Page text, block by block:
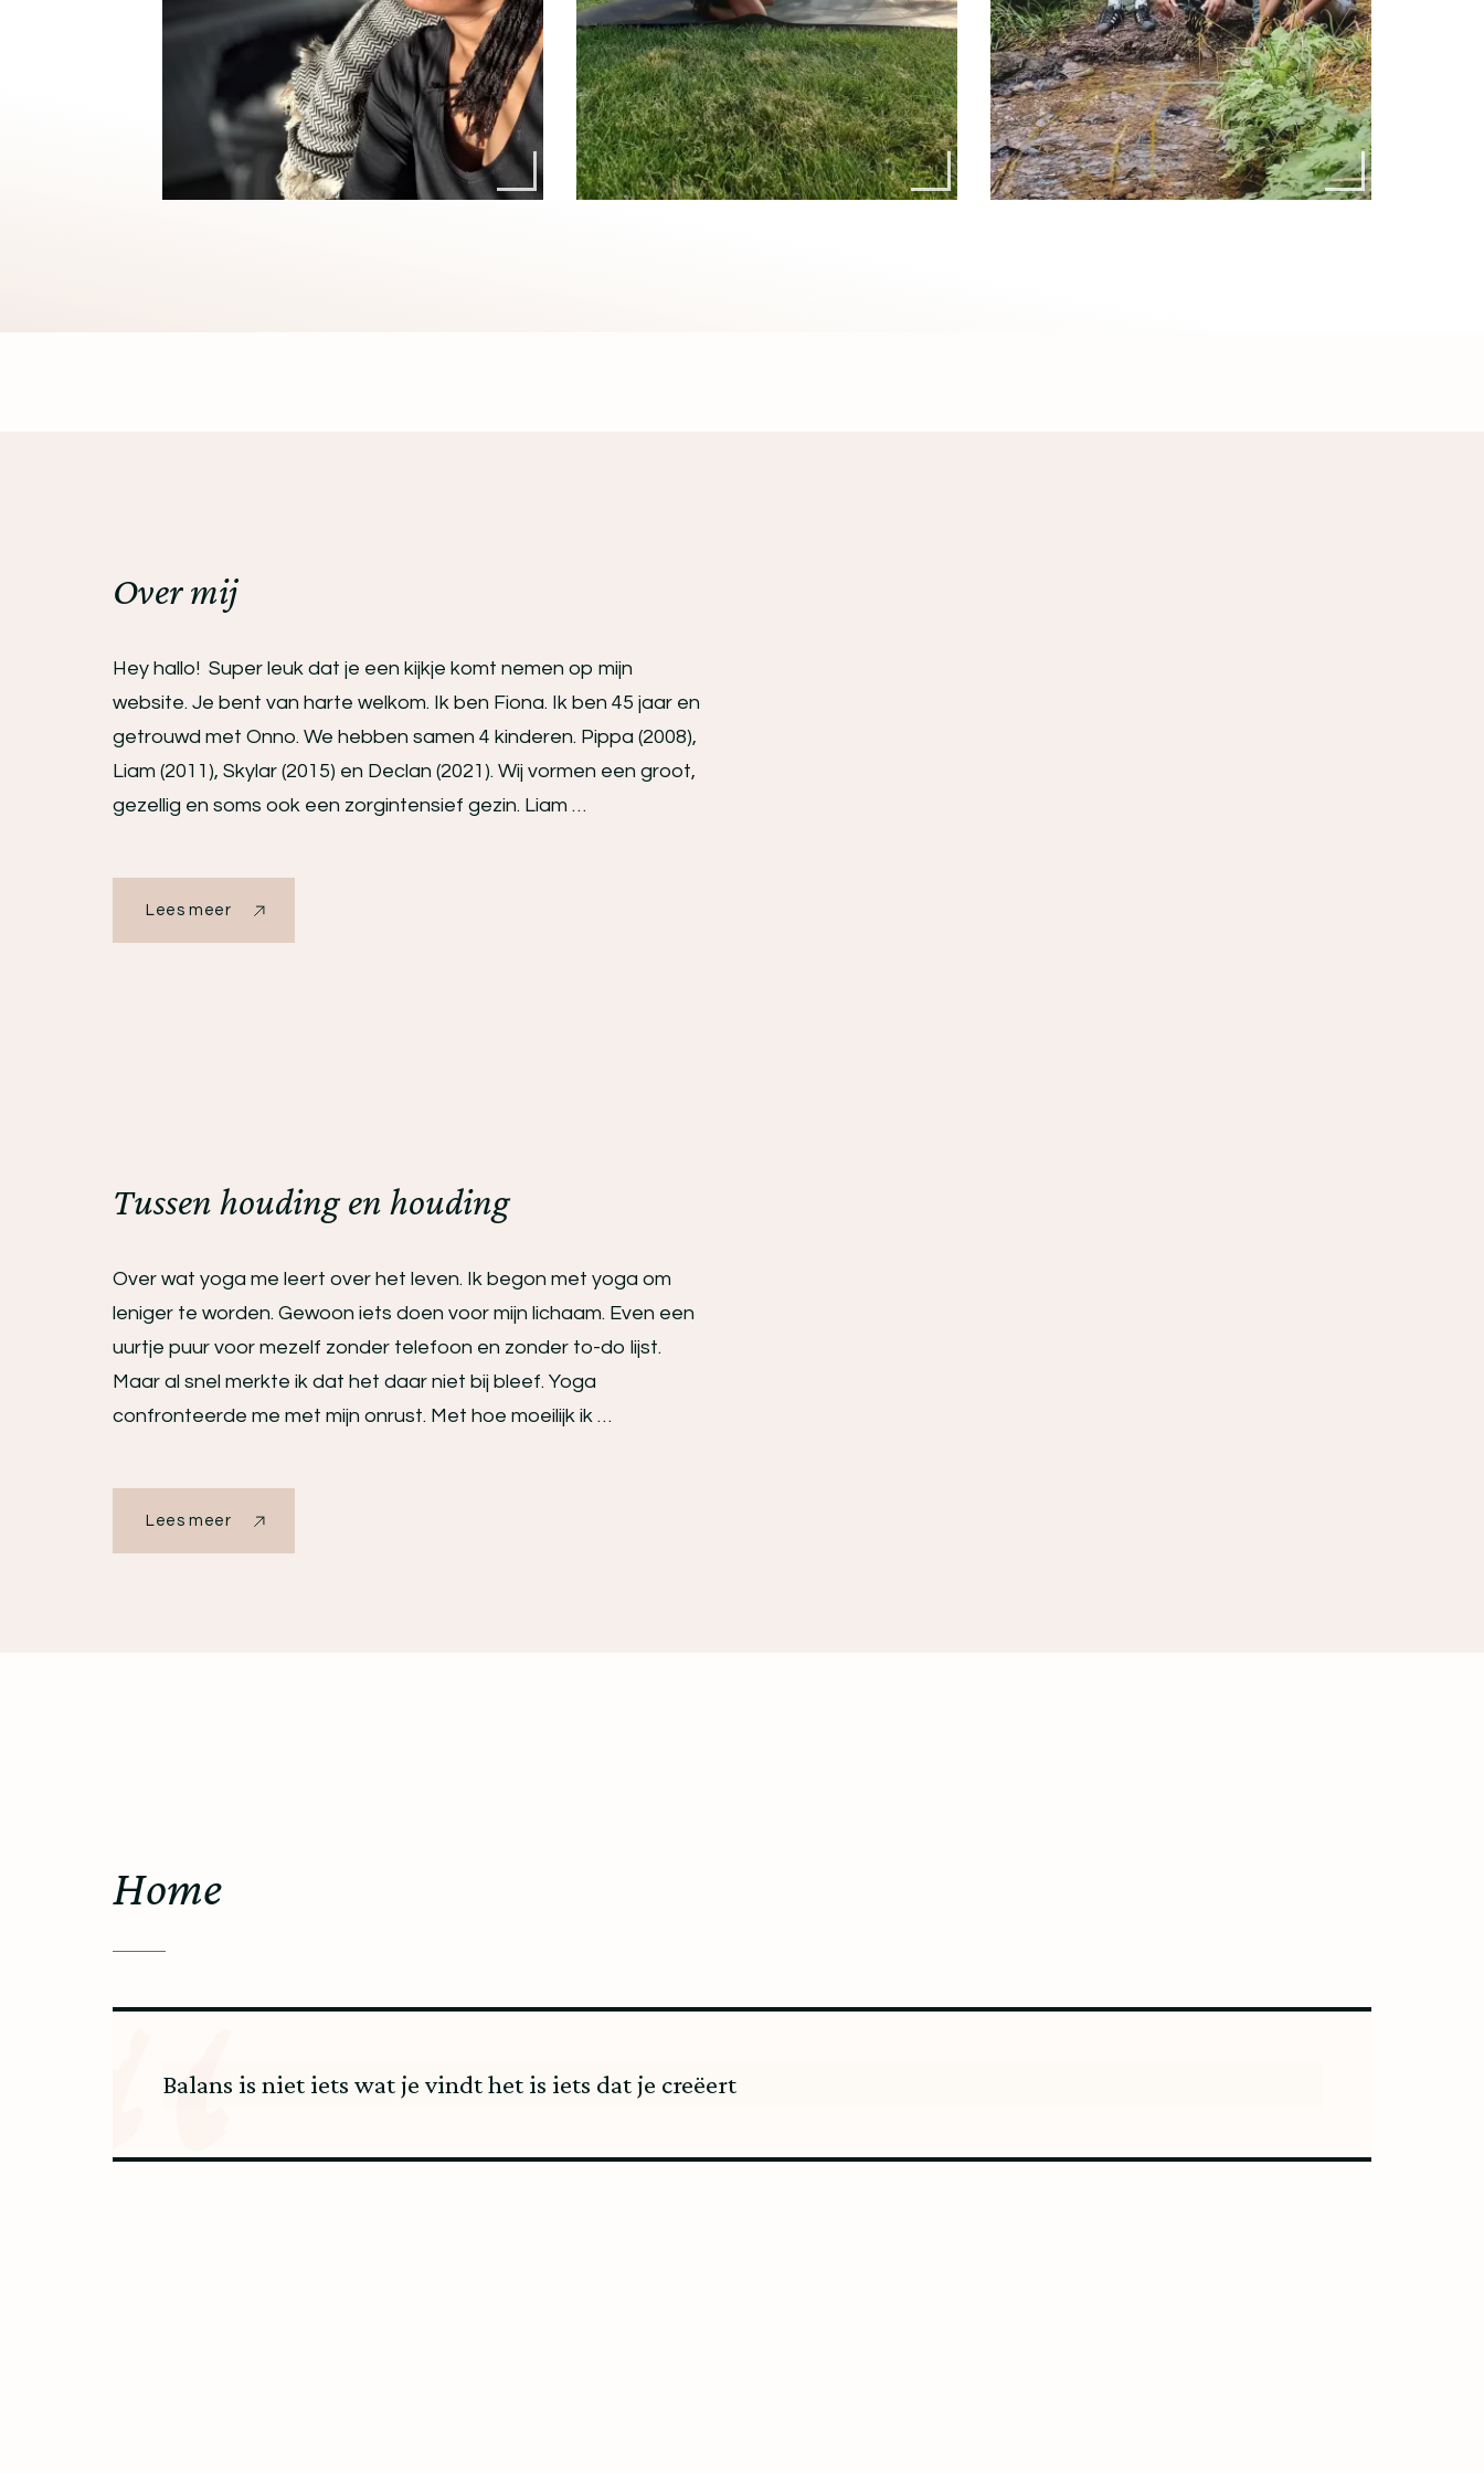
Over mij
Hey hallo! Super leuk dat je een kijkje komt nemen op mijn
website. Je bent van harte welkom. Ik ben Fiona. Ik ben 45 jaar en
getrouwd met Onno. We hebben samen 4 kinderen. Pippa (2008),
Liam (2011), Skylar (2015) en Declan (2021). Wij vormen een groot,
gezellig en soms ook een zorgintensief gezin. Liam …
Lees meer
Tussen houding en houding
Over wat yoga me leert over het leven. Ik begon met yoga om
leniger te worden. Gewoon iets doen voor mijn lichaam. Even een
uurtje puur voor mezelf zonder telefoon en zonder to-do lijst.
Maar al snel merkte ik dat het daar niet bij bleef. Yoga
confronteerde me met mijn onrust. Met hoe moeilijk ik …
Lees meer
Home
Balans is niet iets wat je vindt het is iets dat je creëert